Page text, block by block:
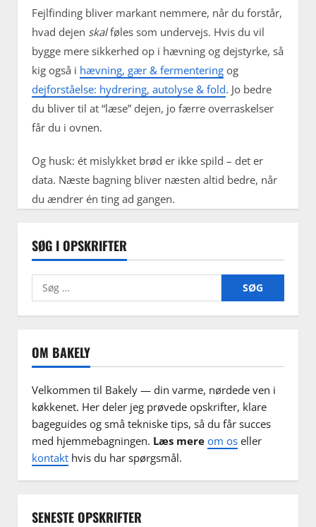
Fejlfinding bliver markant nemmere, når du forstår,
hvad dejen skalføles som undervejs. Hvis du vil
bygge mere sikkerhed op i hævning og dejstyrke, så
kig også i hævning, gær & fermentering og
dejforståelse: hydrering, autolyse & fold. Jo bedre
du bliver til at “læse” dejen, jo færre overraskelser
får du i ovnen.
Og husk: ét mislykket brød er ikke spild – det er
data. Næste bagning bliver næsten altid bedre, når
du ændrer én ting ad gangen.
SØG I OPSKRIFTER
Søg
efter:
OM BAKELY
Velkommen til Bakely — din varme, nørdede ven i
køkkenet. Her deler jeg prøvede opskrifter, klare
bageguides og små tekniske tips, så du får succes
med hjemmebagningen. Læs mere om os eller
kontakt hvis du har spørgsmål.
SENESTE OPSKRIFTER